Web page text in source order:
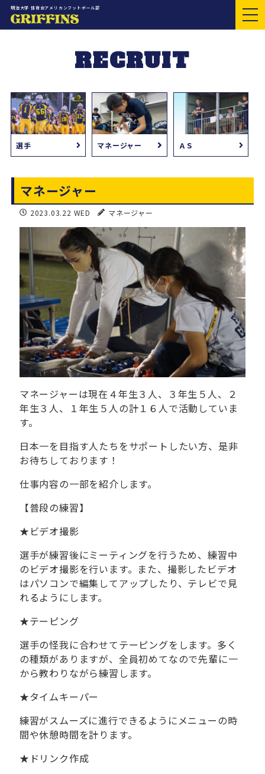
明治大学 体育会アメリカンフットボール部
RECRUIT
選手 マネージャー ＡＳ
マネージャー
2023.03.22 WED マネージャー
マネージャーは現在４年生３人、３年生５ 人、２
年生３ 人、１年生５人の計１６ 人で活動していま
す。
日本一を目指す人たちをサポートしたい方、是非
お待ちしております！
仕事内容の一部を紹介します。
【普段の練習】
★ ビデオ撮影
選手が練習後にミーティングを行うため、練習中
のビデオ撮影を行います。また、撮影したビデオ
はパソコンで編集してアップしたり、テレビで見
れるようにします。
★テーピング
選手の怪我に合わせてテーピングをします。多く
の種類がありますが、全員初めてなので先輩に一
から教わりながら練習します。
★タイムキーパー
練習がスムーズに進行できるようにメニューの時
間や休憩時間を計ります。
★ ドリンク作成